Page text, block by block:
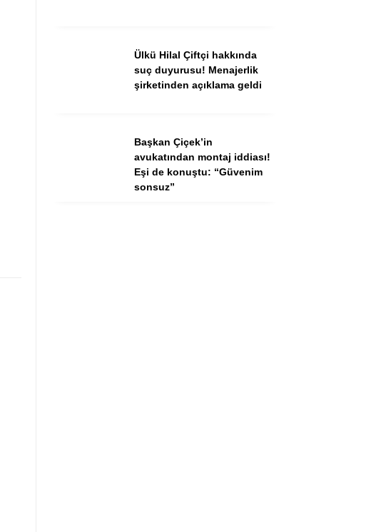
Ülkü Hilal Çiftçi hakkında
suç duyurusu! Menajerlik
şirketinden açıklama geldi
Başkan Çiçek’in
avukatından montaj iddiası!
Eşi de konuştu: “Güvenim
sonsuz”